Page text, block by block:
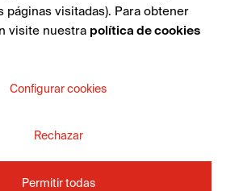
páginas visitadas). Para obtener
visite nuestra política de cookies
Configurar cookies
Rechazar
Permitir todas